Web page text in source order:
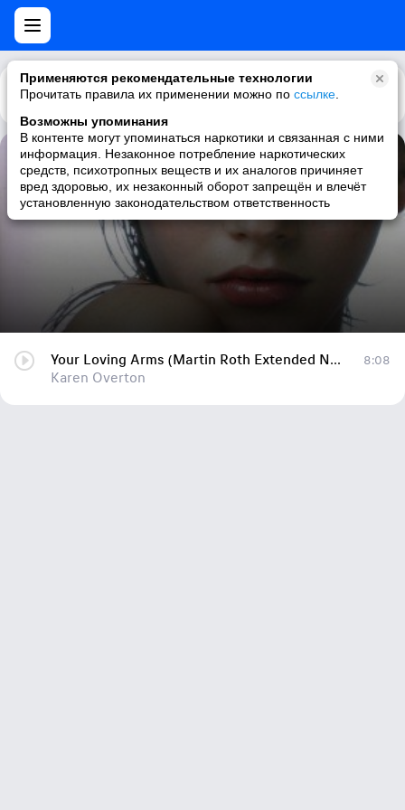
Применяются рекомендательные технологии
Прочитать правила их применении можно по ссылке
Возможны упоминания
В контенте могут упоминаться наркотики и связанная с ними
информация. Незаконное потребление наркотических
средств, психотропных веществ и их аналогов причиняет
вред здоровью, их незаконный оборот запрещён и влечёт
установленную законодательством ответственность
Каталог Рекомендации
Karen Overton
Your Loving Arms (Martin Roth Extended NuStyle Remix)
Karen Overton
8:08